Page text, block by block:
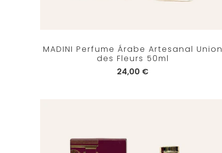
MADINI Perfume Árabe Artesanal Union
des Fleurs 50ml
24,00 €